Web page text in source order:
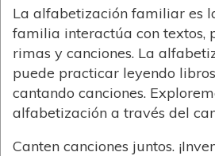
La alfabetización familiar es
familia interactúa con textos,
rimas y canciones. La
puede practicar leyendo
cantando canciones.
alfabetización a través del
Canten canciones juntos.